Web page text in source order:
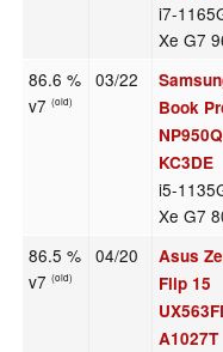
i7-
Xe G7
86.6 %
v7(old)
03/22
Book
KC3DE
i5-
Xe G7
86.5 %
v7(old)
04/20
Asus
Flip 15
A1027T